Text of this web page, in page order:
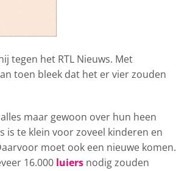
tegen het RTL Nieuws. Met
toen bleek dat het er vier zouden
maar gewoon over hun heen
is te klein voor zoveel kinderen en
moet ook een nieuwe komen.
16.000 luiers nodig zouden